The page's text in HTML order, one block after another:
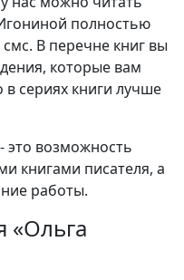
полностью
В перечне книг вы
которые вам
сериях книги лучше
это возможность
книгами писателя, а
работы.
«Ольга